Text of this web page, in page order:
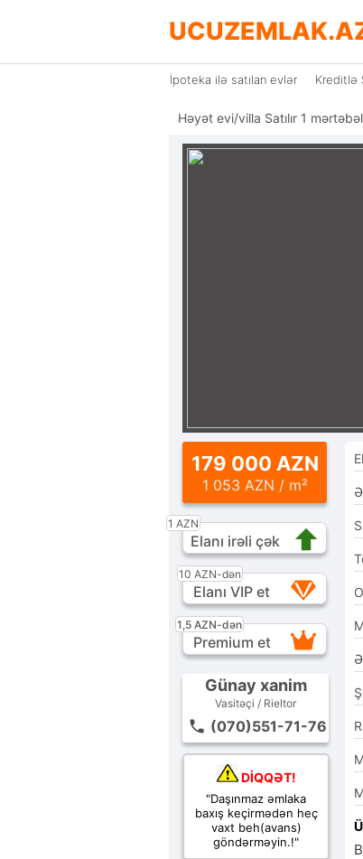
İpoteka ilə satılan evlər Kreditlə
Həyət evi/villa Satılır 1
179 000 AZN
1 053 AZN / m²
1 AZN
Elanı irəli çək
10 AZN-dən
Elanı VIP et
1,5 AZN-dən
Premium et
Günay xanim
Vasitəçi / Rieltor
(070)551-71-76
DİQQƏT!
"Daşınmaz əmlaka
baxış keçirmədən heç
vaxt beh(avans)
göndərməyin.!"